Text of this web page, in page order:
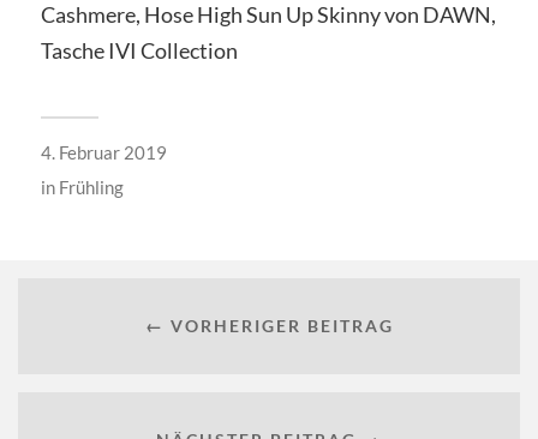
Cashmere, Hose High Sun Up Skinny von DAWN,
Tasche IVI Collection
4. Februar 2019
in Frühling
← VORHERIGER BEITRAG